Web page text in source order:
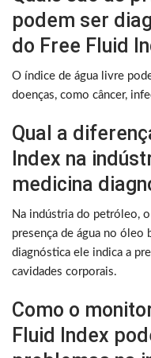
podem ser
do Free Fluid
O índice de água livre
doenças, como câncer,
Qual a
Index na
medicina
Na indústria do petróleo,
presença de água no óleo
diagnóstica ele indica a
cavidades corporais.
Como o
Fluid Index